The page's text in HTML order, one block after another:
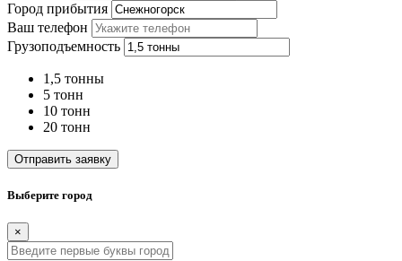
Город прибытия
Ваш телефон
Грузоподъемность
1,5 тонны
5 тонн
10 тонн
20 тонн
Отправить заявку
Выберите город
×